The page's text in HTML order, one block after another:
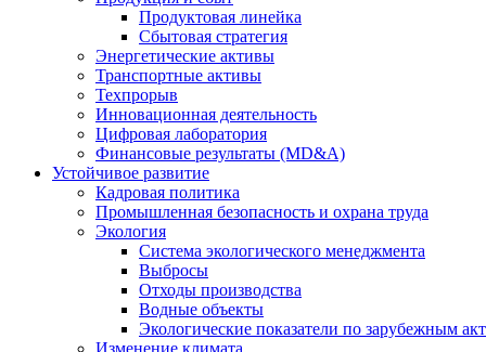
Продуктовая линейка
Сбытовая стратегия
Энергетические активы
Транспортные активы
Техпрорыв
Инновационная деятельность
Цифровая лаборатория
Финансовые результаты (MD&A)
Устойчивое развитие
Кадровая политика
Промышленная безопасность и охрана труда
Экология
Система экологического менеджмента
Выбросы
Отходы производства
Водные объекты
Экологические показатели по зарубежным
Изменение климата